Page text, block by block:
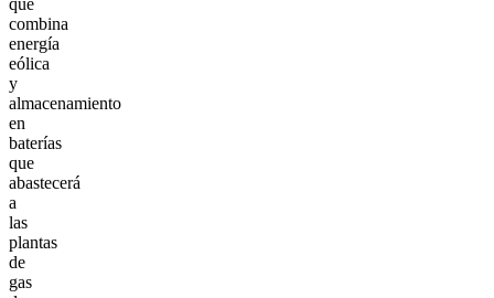
que
combina
energía
eólica
y
almacenamiento
en
baterías
que
abastecerá
a
las
plantas
de
gas